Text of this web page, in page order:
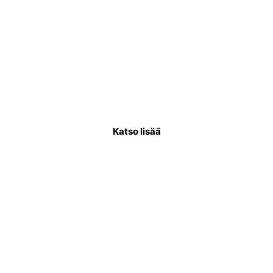
Katso lisää